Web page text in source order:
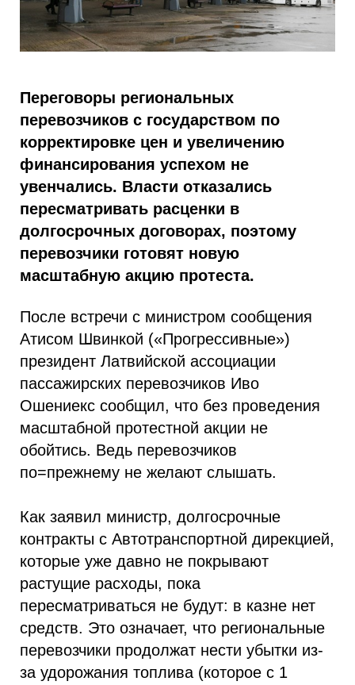
Переговоры региональных
перевозчиков с государством по
корректировке цен и увеличению
финансирования успехом не
увенчались. Власти отказались
пересматривать расценки в
долгосрочных договорах, поэтому
перевозчики готовят новую
масштабную акцию протеста.
После встречи с министром сообщения
Атисом Швинкой («Прогрессивные»)
президент Латвийской ассоциации
пассажирских перевозчиков Иво
Ошениекс сообщил, что без проведения
масштабной протестной акции не
обойтись. Ведь перевозчиков
по=прежнему не желают слышать.
Как заявил министр, долгосрочные
контракты с Автотранспортной дирекцией,
которые уже давно не покрывают
растущие расходы, пока
пересматриваться не будут: в казне нет
средств. Это означает, что региональные
перевозчики продолжат нести убытки из-
за удорожания топлива (которое с 1